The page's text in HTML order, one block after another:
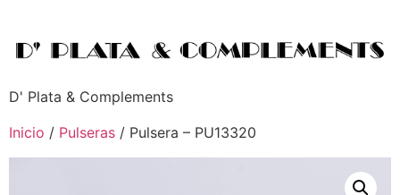
D' Plata & Complements
Inicio / Pulseras / Pulsera – PU13320